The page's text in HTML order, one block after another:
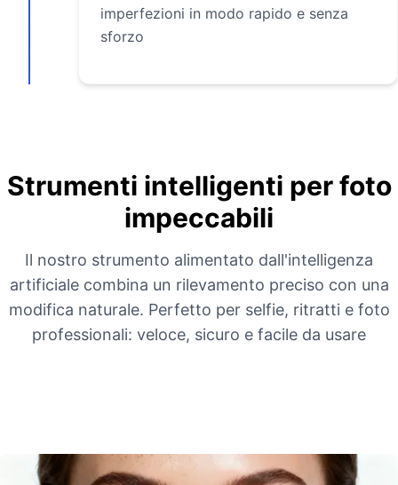
imperfezioni in modo rapido e senza
sforzo
Strumenti intelligenti per foto
impeccabili
Il nostro strumento alimentato dall'intelligenza
artificiale combina un rilevamento preciso con una
modifica naturale. Perfetto per selfie, ritratti e foto
professionali: veloce, sicuro e facile da usare